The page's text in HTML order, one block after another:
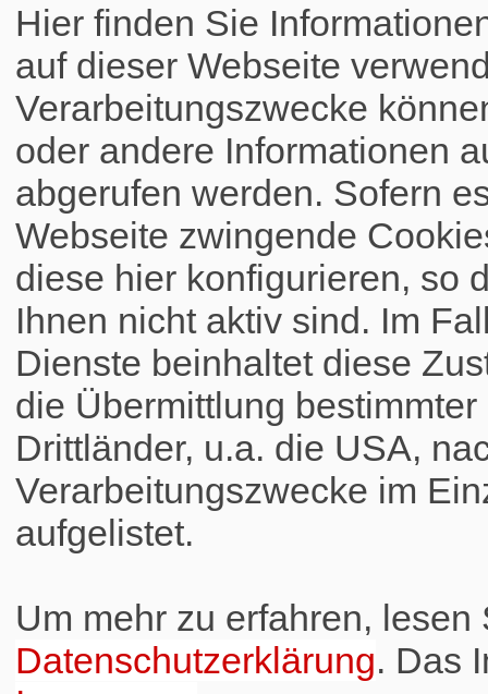
Hier finden Sie
auf dieser Webseite
Verarbeitungszwecke
oder andere Informationen
abgerufen werden. Sofern
Webseite zwingende
diese hier konfigurieren, so
Ihnen nicht aktiv sind. Im
Dienste beinhaltet diese
die Übermittlung
Drittländer, u.a. die USA,
Verarbeitungszwecke im
aufgelistet.
Um mehr zu erfahren, lesen
Datenschutzerklärung. Das